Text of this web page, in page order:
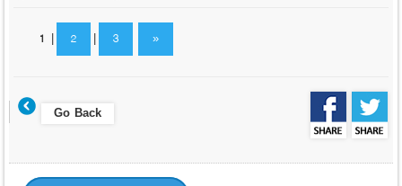
1| 2 3 »
Go Back